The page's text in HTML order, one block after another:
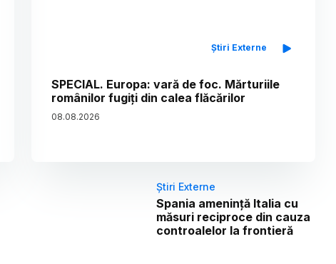
Știri Externe
SPECIAL. Europa: vară de foc. Mărturiile
românilor fugiți din calea flăcărilor
08.08.2026
Știri Externe
Spania amenință Italia cu
măsuri reciproce din cauza
controalelor la frontieră